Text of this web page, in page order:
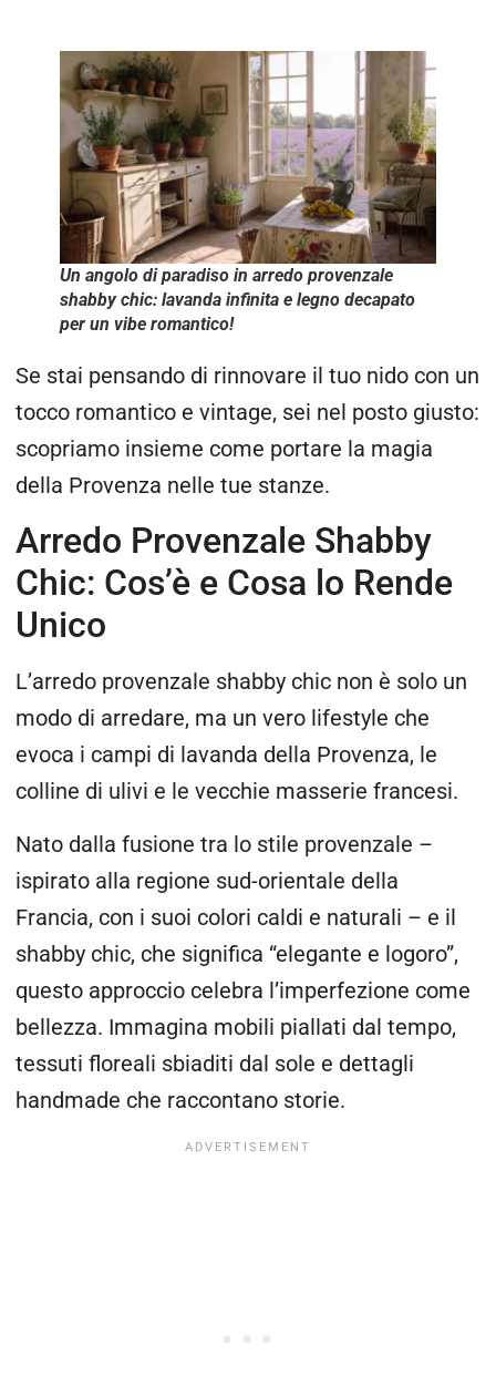
Un angolo di paradiso in arredo provenzale
shabby chic: lavanda infinita e legno decapato
per un vibe romantico!
Se stai pensando di rinnovare il tuo nido con un
tocco romantico e vintage, sei nel posto giusto:
scopriamo insieme come portare la magia
della Provenza nelle tue stanze.
Arredo Provenzale Shabby
Chic: Cos’è e Cosa lo Rende
Unico
L’arredo provenzale shabby chic non è solo un
modo di arredare, ma un vero lifestyle che
evoca i campi di lavanda della Provenza, le
colline di ulivi e le vecchie masserie francesi.
Nato dalla fusione tra lo stile provenzale –
ispirato alla regione sud-orientale della
Francia, con i suoi colori caldi e naturali – e il
shabby chic, che significa “elegante e logoro”,
questo approccio celebra l’imperfezione come
bellezza. Immagina mobili piallati dal tempo,
tessuti floreali sbiaditi dal sole e dettagli
handmade che raccontano storie.